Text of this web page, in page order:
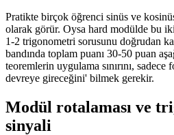
Pratikte birçok öğrenci sinüs ve
olarak görür. Oysa hard modülde bu
1-2 trigonometri sorusunu doğrudan
bandında toplam puanı 30-50 puan
teoremlerin uygulama sınırını,
devreye gireceğini' bilmek gerekir.
Modül rotalaması ve
sinyali